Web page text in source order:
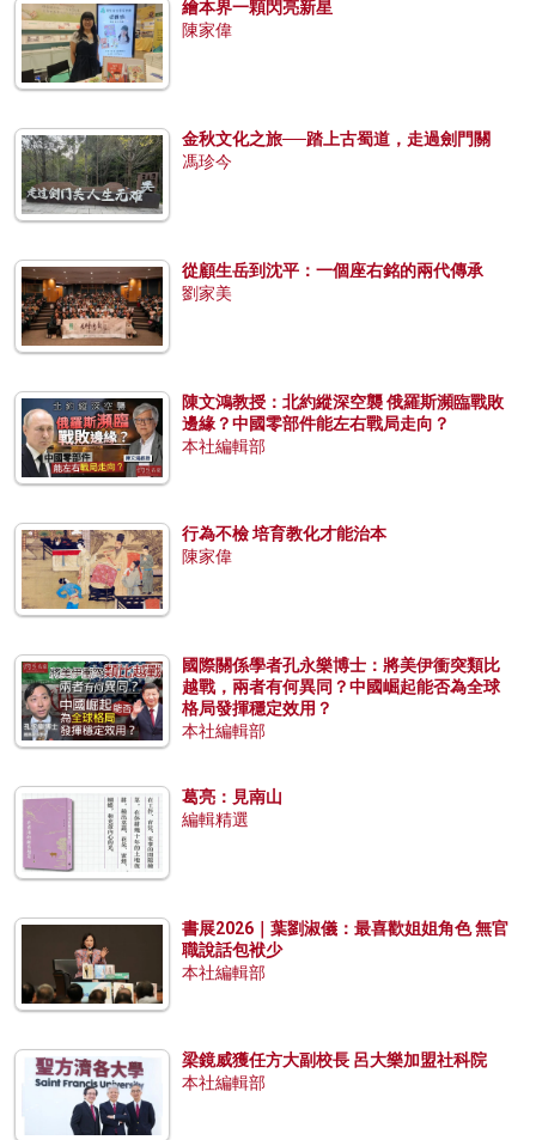
繪本界一顆閃亮新星
陳家偉
金秋文化之旅──踏上古蜀道，走過劍門關
馮珍今
從顧生岳到沈平：一個座右銘的兩代傳承
劉家美
陳文鴻教授：北約縱深空襲 俄羅斯瀕臨戰敗
邊緣？中國零部件能左右戰局走向？
本社編輯部
行為不檢 培育教化才能治本
陳家偉
國際關係學者孔永樂博士：將美伊衝突類比
越戰，兩者有何異同？中國崛起能否為全球
格局發揮穩定效用？
本社編輯部
葛亮：見南山
編輯精選
書展2026｜葉劉淑儀：最喜歡姐姐角色 無官
職說話包袱少
本社編輯部
梁鏡威獲任方大副校長 呂大樂加盟社科院
本社編輯部